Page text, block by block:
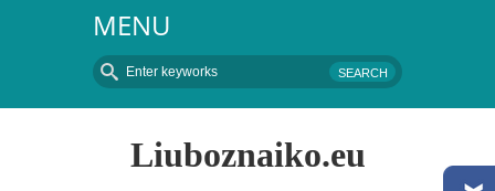
MENU
Liuboznaiko.eu